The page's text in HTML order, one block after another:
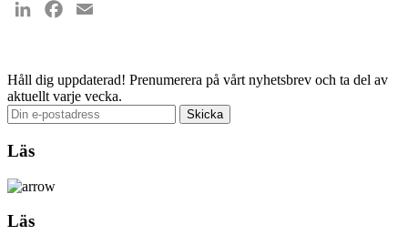
LinkedInFacebook
Håll dig uppdaterad! Prenumerera på vårt nyhetsbrev och ta del av
aktuellt varje vecka.
Läs
Läs